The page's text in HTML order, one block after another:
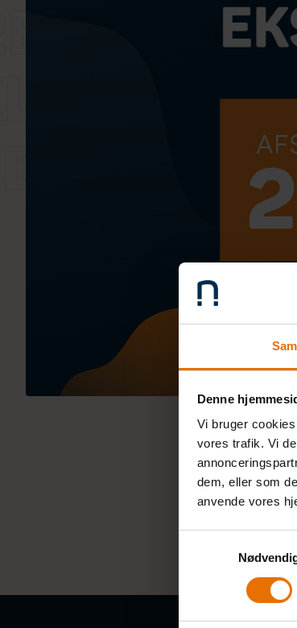
Denne
Vi bruger
vores trafik. Vi
dem, eller som
anvende vores